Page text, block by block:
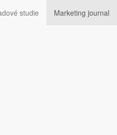
studie
Marketing journal